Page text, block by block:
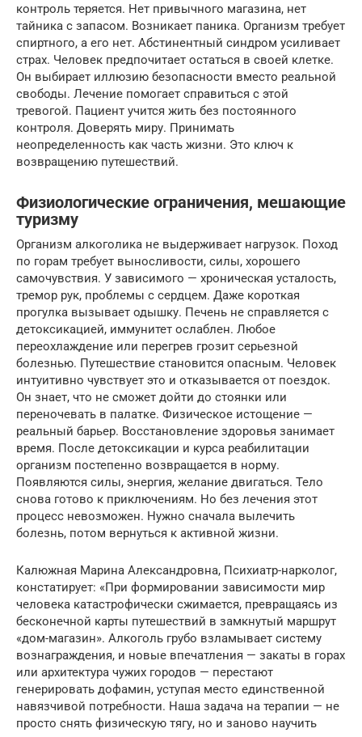
контроль теряется. Нет привычного магазина, нет
тайника с запасом. Возникает паника. Организм требует
спиртного, а его нет. Абстинентный синдром усиливает
страх. Человек предпочитает остаться в своей клетке.
Он выбирает иллюзию безопасности вместо реальной
свободы. Лечение помогает справиться с этой
тревогой. Пациент учится жить без постоянного
контроля. Доверять миру. Принимать
неопределенность как часть жизни. Это ключ к
возвращению путешествий.
Физиологические ограничения, мешающие
туризму
Организм алкоголика не выдерживает нагрузок. Поход
по горам требует выносливости, силы, хорошего
самочувствия. У зависимого — хроническая усталость,
тремор рук, проблемы с сердцем. Даже короткая
прогулка вызывает одышку. Печень не справляется с
детоксикацией, иммунитет ослаблен. Любое
переохлаждение или перегрев грозит серьезной
болезнью. Путешествие становится опасным. Человек
интуитивно чувствует это и отказывается от поездок.
Он знает, что не сможет дойти до стоянки или
переночевать в палатке. Физическое истощение —
реальный барьер. Восстановление здоровья занимает
время. После детоксикации и курса реабилитации
организм постепенно возвращается в норму.
Появляются силы, энергия, желание двигаться. Тело
снова готово к приключениям. Но без лечения этот
процесс невозможен. Нужно сначала вылечить
болезнь, потом вернуться к активной жизни.
Калюжная Марина Александровна, Психиатр-нарколог,
констатирует: «При формировании зависимости мир
человека катастрофически сжимается, превращаясь из
бесконечной карты путешествий в замкнутый маршрут
«дом-магазин». Алкоголь грубо взламывает систему
вознаграждения, и новые впечатления — закаты в горах
или архитектура чужих городов — перестают
генерировать дофамин, уступая место единственной
навязчивой потребности. Наша задача на терапии — не
просто снять физическую тягу, но и заново научить